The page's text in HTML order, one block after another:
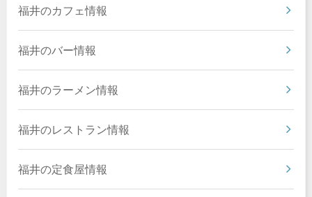
福井のカフェ情報
福井のバー情報
福井のラーメン情報
福井のレストラン情報
福井の定食屋情報